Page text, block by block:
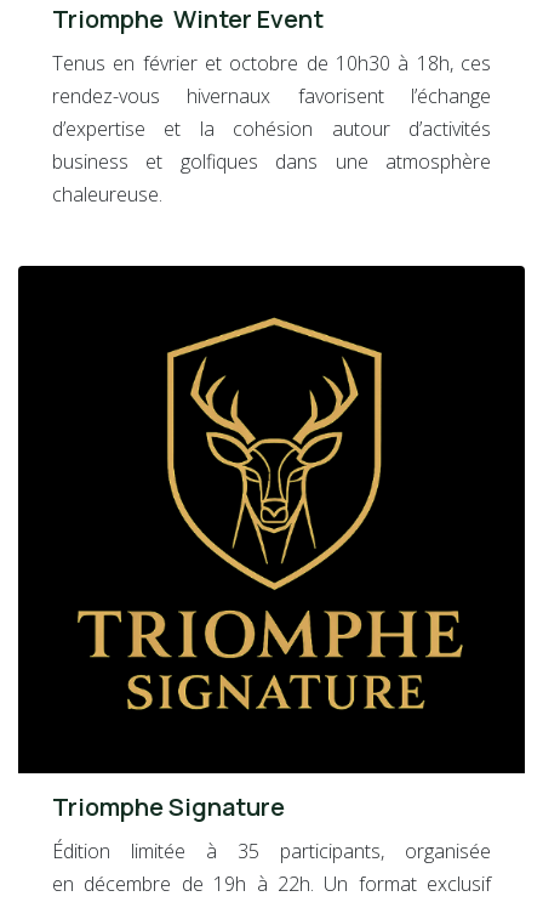
Triomphe Winter Event
Tenus en février et octobre de 10h30 à 18h, ces
rendez-vous hivernaux favorisent l’échange
d’expertise et la cohésion autour d’activités
business et golfiques dans une atmosphère
chaleureuse.
Triomphe Signature
Édition limitée à 35 participants, organisée
en décembre de 19h à 22h. Un format exclusif